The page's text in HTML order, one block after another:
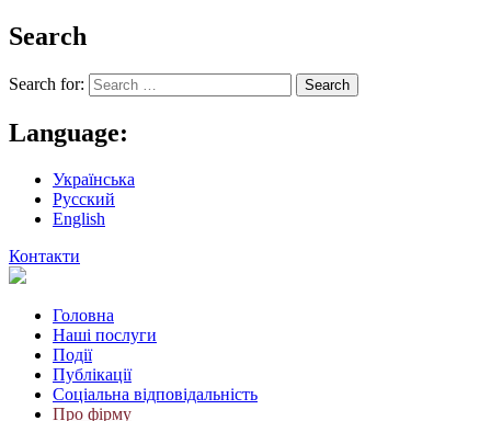
Search
Search for:
Language:
Українська
Русский
English
Контакти
Головна
Наші послуги
Події
Публікації
Соціальна відповідальність
Про фiрму